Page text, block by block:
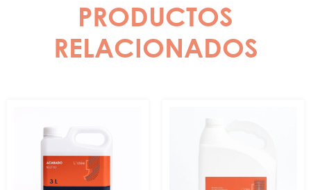
PRODUCTOS
RELACIONADOS